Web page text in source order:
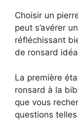
Choisir un
peut s’avérer
réfléchissant
de ronsard
La première
ronsard à la
que vous
questions telles